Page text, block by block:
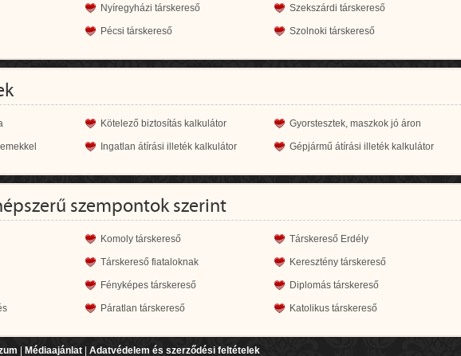
Nyíregyházi társkereső Szekszárdi társkereső
Pécsi társkereső Szolnoki társkereső
Kötelező biztosítás kalkulátor Gyorstesztek, maszkok jó áron
Ingatlan átírási illeték kalkulátor Gépjármű átírási illeték kalkulátor
szempontok szerint
Komoly társkereső Társkereső Erdély
Társkereső fiataloknak Keresztény társkereső
Fényképes társkereső Diplomás társkereső
Páratlan társkereső Katolikus társkereső
Médiaajánlat Adatvédelem és szerződési feltételek